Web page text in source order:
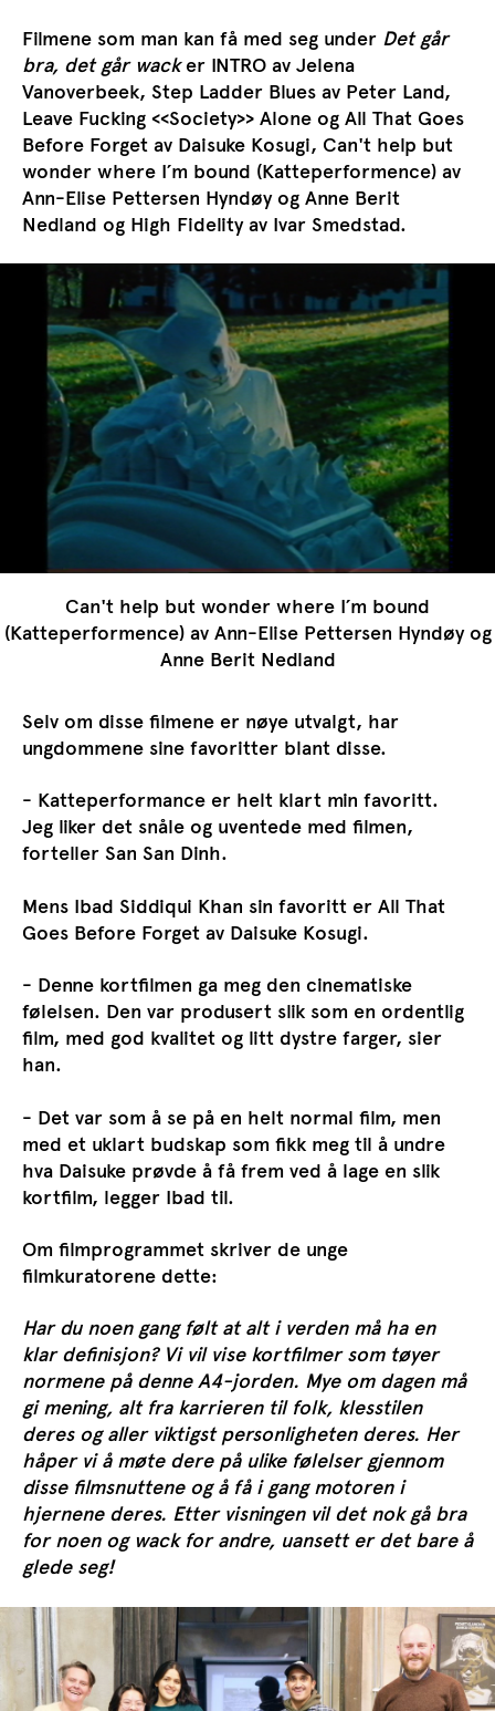
Filmene som man kan få med seg under Det går
bra, det går wacker INTRO av Jelena
Vanoverbeek, Step Ladder Blues av Peter Land,
Leave Fucking <<Society>> Alone og All That Goes
Before Forget av Daisuke Kosugi, Can't help but
wonder where I´m bound (Katteperformence) av
Ann-Elise Pettersen Hyndøy og Anne Berit
Nedland og High Fidelity av ​Ivar Smedstad.
Can't help but wonder where I´m bound
(Katteperformence) av Ann-Elise Pettersen Hyndøy og
Anne Berit Nedland
Selv om disse filmene er nøye utvalgt, har
ungdommene sine favoritter blant disse.
- Katteperformance er helt klart min favoritt.
Jeg liker det snåle og uventede med filmen,
forteller San San Dinh.
Mens Ibad Siddiqui Khan sin favoritt er All That
Goes Before Forget av Daisuke Kosugi.
- Denne kortfilmen ga meg den cinematiske
følelsen. Den var produsert slik som en ordentlig
film, med god kvalitet og litt dystre farger, sier
han.
- Det var som å se på en helt normal film, men
med et uklart budskap som fikk meg til å undre
hva Daisuke prøvde å få frem ved å lage en slik
kortfilm, legger Ibad til.
Om filmprogrammet skriver de unge
filmkuratorene dette:
Har du noen gang følt at alt i verden må ha en
klar definisjon? Vi vil vise kortfilmer som tøyer
normene på denneA4-jorden. Mye om dagen må
gi mening, alt fra karrieren til folk, klesstilen
deres og aller viktigst personligheten deres. Her
håper vi å møte dere på ulike følelser gjennom
disse filmsnuttene og å få i gang motoren i
hjernene deres. Etter visningen vil det nok gå bra
for noen og wack for andre, uansett erdet bare å
glede seg!